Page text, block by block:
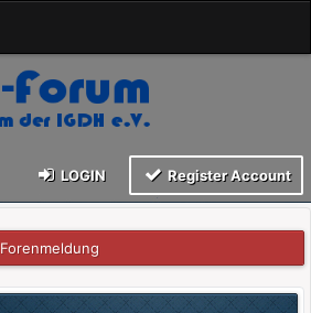
LOGIN Register Account
Forenmeldung